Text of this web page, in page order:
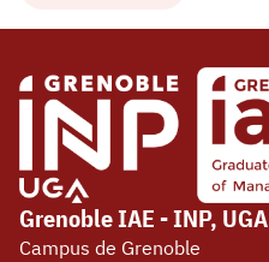
Grenoble IAE - INP, UGA
Campus de Grenoble